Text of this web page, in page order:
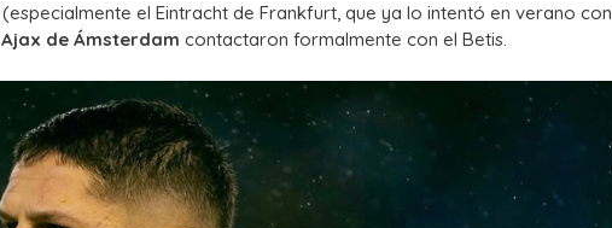
(especialmente el Eintracht de Frankfurt, que ya lo intentó en verano con
Ajax de Ámsterdam contactaron formalmente con el Betis.